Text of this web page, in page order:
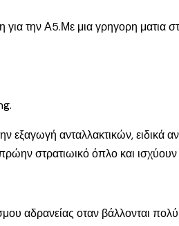
την Α5.Με μια γρηγορη ματια
εξαγωγή ανταλλακτικών,
στρατιωικό όπλο και ισχύουν
αδρανείας οταν βάλλονται